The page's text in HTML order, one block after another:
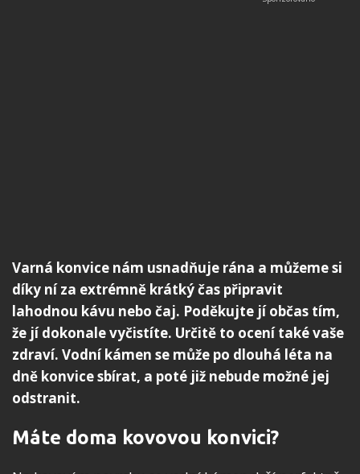
Varná konvice nám usnadňuje rána a můžeme si
díky ní za extrémně krátký čas připravit
lahodnou kávu nebo čaj. Poděkujte jí občas tím,
že jí dokonale vyčistíte. Určitě to ocení také vaše
zdraví. Vodní kámen se může po dlouhá léta na
dně konvice sbírat, a poté již nebude možné jej
odstranit.
Máte doma kovovou konvici?